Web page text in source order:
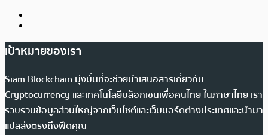
เป้าหมายของเรา
Siam Blockchain มุ่งมั่นที่จะช่วยนำเสนอสารเกี่ยวกับ
Cryptocurrency และเทคโนโลยีบล็อกเชนเพื่อคนไทย ในภาษาไทย เรา
รวบรวมข้อมูลส่วนใหญ่จากเว็บไซต์และเว็บบอร์ดต่างประเทศและนำมา
แปลส่งตรงถึงฟีดคุณ